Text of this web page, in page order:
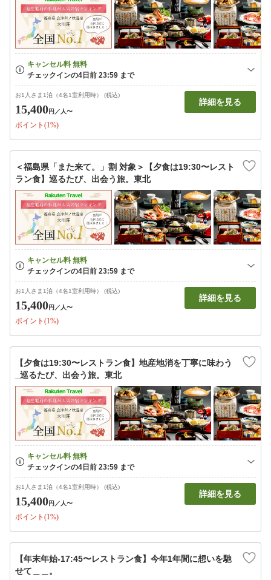
お1人さま1泊（4名1室利用時） (税込)
15,400円 ／人〜
ポイント(1%)
詳細を見る
＜福島県「また来て。」割 対象＞【夕食は19:30〜レスト
ラン食】巡るたび、出会う旅。東北
お1人さま1泊（4名1室利用時） (税込)
15,400円 ／人〜
ポイント(1%)
詳細を見る
【夕食は19:30〜レストラン食】地産地消を丁寧に味わう
_巡るたび、出会う旅。東北
お1人さま1泊（4名1室利用時） (税込)
15,400円 ／人〜
ポイント(1%)
詳細を見る
【年末年始-17:45〜レストラン食】今年1年間に想いを馳
せて＿＿。